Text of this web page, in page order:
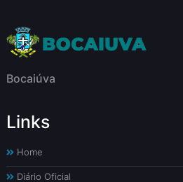
Bocaiúva
Links
Home
Diário Oficial